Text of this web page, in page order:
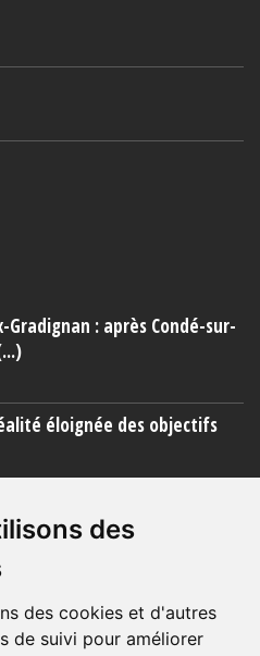
des
des cookies et d'autres
de suivi pour améliorer
Gradignan : après Condé-sur-
éloignée des objectifs
totale »